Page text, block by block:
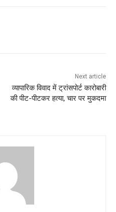
Next article
व्यापारिक विवाद में ट्रांसपोर्ट कारोबारी
की पीट-पीटकर हत्या, चार पर मुकदमा